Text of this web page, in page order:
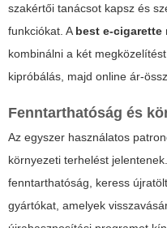
szakértői tanácsot kapsz és
funkciókat. A best e-cigarette
kombinálni a két
kipróbálás, majd online ár-
Fenntarthatóság és
Az egyszer használatos
környezeti terhelést
fenntarthatóság, keress
gyártókat, amelyek